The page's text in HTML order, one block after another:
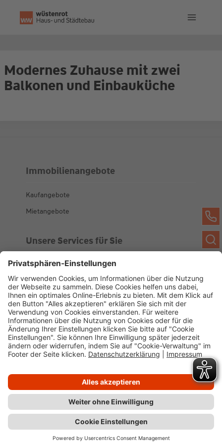
Inhalt
Modernes Zuhause mit zwei
Balkonen und Einbauküche
Immobilienangebote
Kaufangebote
Mietangebote
Unsere Services für Sie
Kundenportal
Ankaufsprofil
Über WHS
Unsere Geschichte
News
Impressum Datenschutz Cookie-Verwaltung
Barrierefreiheit Kundenportal
Wüstenrot Haus- und Städtebau